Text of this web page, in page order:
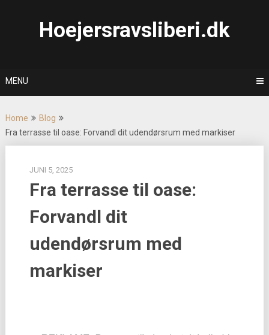
Hoejersravsliberi.dk
MENU
Home
Blog
Fra terrasse til oase: Forvandl dit udendørsrum med markiser
JUNI 5, 2025
Fra terrasse til oase:
Forvandl dit
udendørsrum med
markiser